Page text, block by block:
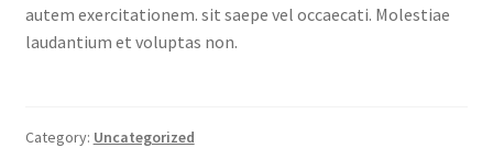
autem exercitationem. sit saepe vel occaecati. Molestiae
laudantium et voluptas non.
Category: Uncategorized